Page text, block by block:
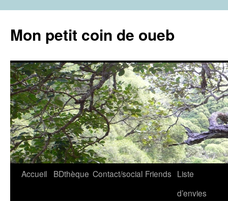
contenu
Mon petit coin de oueb
Accueil BDthèque Contact/social Friends Liste
d’envies